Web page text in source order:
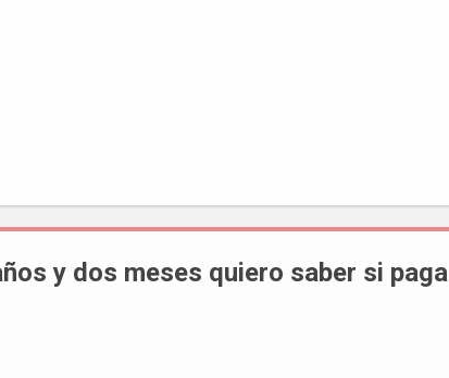
y dos meses quiero saber si paga